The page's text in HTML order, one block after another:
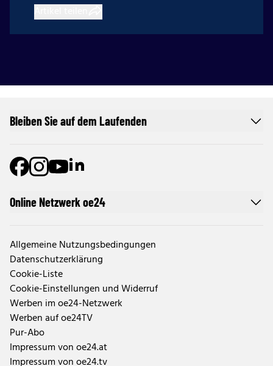
Online Netzwerk oe24
Allgemeine Nutzungsbedingungen
Datenschutzerklärung
Cookie-Liste
Cookie-Einstellungen und Widerruf
Werben im oe24-Netzwerk
Werben auf oe24TV
Pur-Abo
Impressum von oe24.at
Impressum von oe24.tv
Bleiben Sie auf dem Laufenden